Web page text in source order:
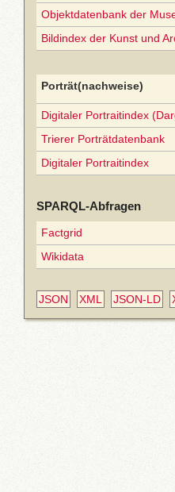
Objektdatenbank der
Bildindex der Kunst und
Porträt(nachweise)
Digitaler Portraitindex
Trierer Porträtdatenbank
Digitaler Portraitindex
SPARQL-Abfragen
Factgrid
Wikidata
JSON XML JSON-LD